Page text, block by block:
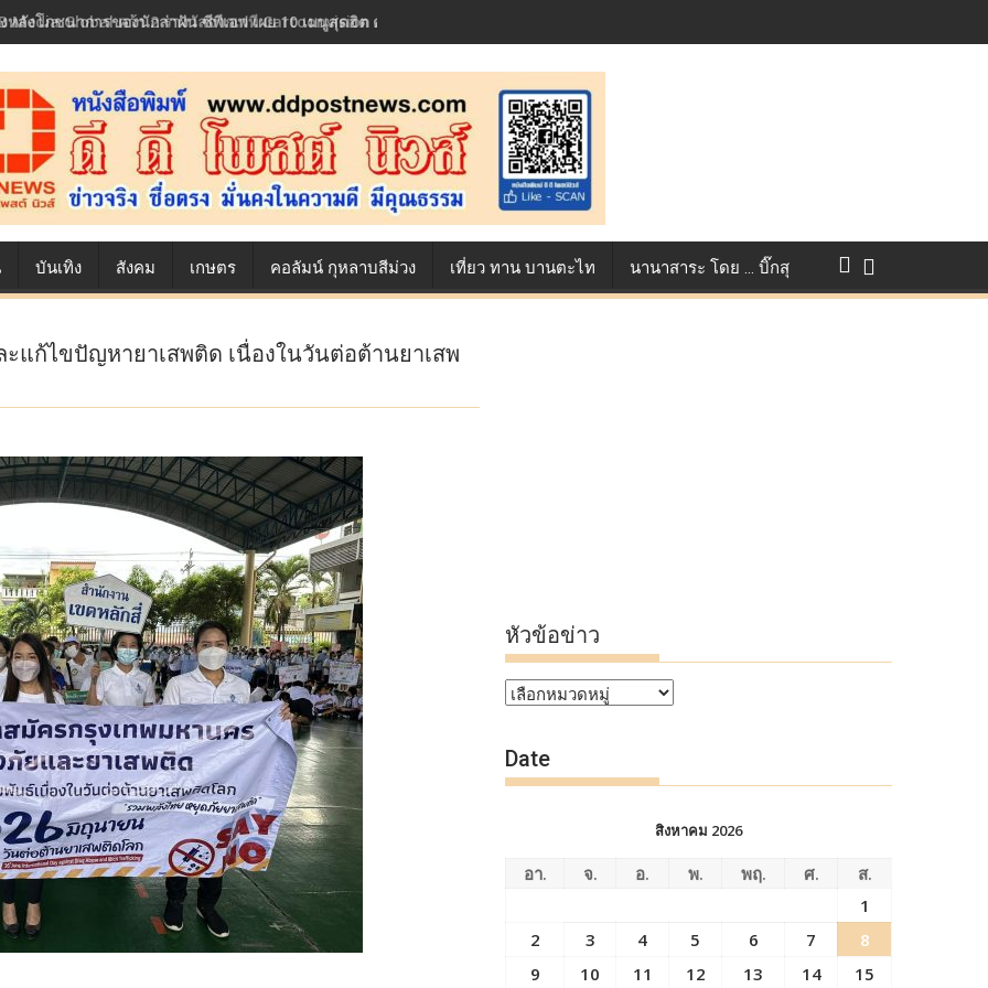
งหลังโภชนาการของนักล่าฝัน ซีพีเอฟ เผย 10 เมนูสุดฮิต ตลอดเส้นทางการแข่งขัน True AF 2026 :
บันเทิง สังคม เกษตร คอลัมน์ กุหลาบสีม่วง เที่ยว ทาน บานตะไท นานาสาระ โดย … บิ๊กสุ
แก้ไขปัญหายาเสพติด เนื่องในวันต่อต้านยาเสพ
หัวข้อข่าว
หัวข้อ
Date
สิงหาคม 2026
อา. จ. อ. พ. พฤ. ศ.
ส.
1
2
3 4 5 6 7
8
9
10 11 12 13 14
15